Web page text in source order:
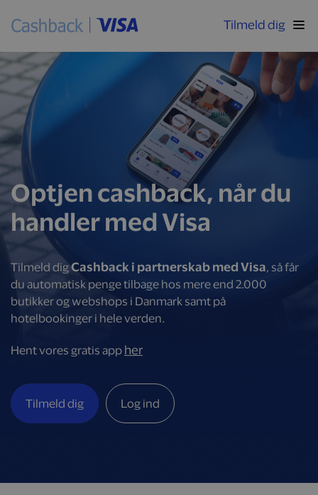
Tilmeld dig
Optjen cashback, når du
handler med Visa
Tilmeld digCashback i partnerskab med Visa, så får
du automatisk penge tilbage hos mere end 2.000
butikker og webshops i Danmark samt på
hotelbookinger i hele verden.
Hent vores gratis app her
Tilmeld dig Log ind